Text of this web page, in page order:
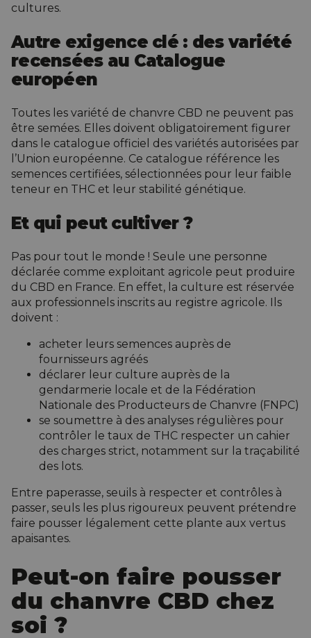
cultures.
Autre exigence clé : des variété
recensées au Catalogue
européen
Toutes les variété de chanvre CBD ne peuvent pas
être semées. Elles doivent obligatoirement figurer
dans le catalogue officiel des variétés autorisées par
l’Union européenne. Ce catalogue référence les
semences certifiées, sélectionnées pour leur faible
teneur en THC et leur stabilité génétique.
Et qui peut cultiver?
Pas pour tout le monde ! Seule une personne
déclarée comme exploitant agricole peut produire
du CBD en France. En effet, la culture est réservée
aux professionnels inscrits au registre agricole. Ils
doivent :
acheter leurs semences auprès de
fournisseurs agréés
déclarer leur culture auprès de la
gendarmerie locale et de la Fédération
Nationale des Producteurs de Chanvre (FNPC)
se soumettre à des analyses régulières pour
contrôler le taux de THC respecter un cahier
des charges strict, notamment sur la traçabilité
des lots.
Entre paperasse, seuils à respecter et contrôles à
passer, seuls les plus rigoureux peuvent prétendre
faire pousser légalement cette plante aux vertus
apaisantes.
Peut-on faire pousser
du chanvre CBD chez
soi ?